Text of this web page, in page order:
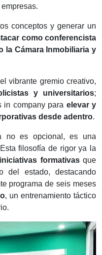
conceptos y generar un
como conferencista
la Cámara Inmobiliaria y
vibrante gremio creativo,
y universitarios;
in company para elevar y
desde adentro.
no es opcional, es una
filosofía de rigor ya la
formativasque
del estado, destacando
programa de seis meses
, un entrenamiento táctico